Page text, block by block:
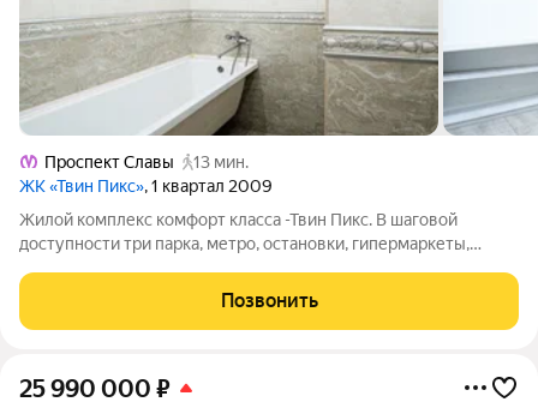
Проспект Славы
13 мин.
ЖК «Твин Пикс», 1 квартал 2009
Жилой комплекс комфорт класса -Твин Пикс. В шаговой
доступности три парка, метро, остановки, гипермаркеты,
на транспорте, можно добраться до аэропорта Пулково или до
центра города.
Позвонить
25 990 000 ₽